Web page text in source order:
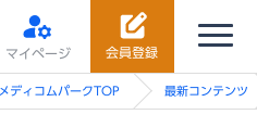
会員登録
マイページ
ディコムパークTOP 最新コンテンツ